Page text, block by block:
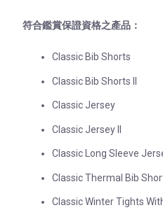
符合鑑賞保證資格之產品：
Classic Bib Shorts
Classic Bib Shorts II
Classic Jersey
Classic Jersey II
Classic Long Sleeve
Classic Thermal Bib
Classic Winter Tights